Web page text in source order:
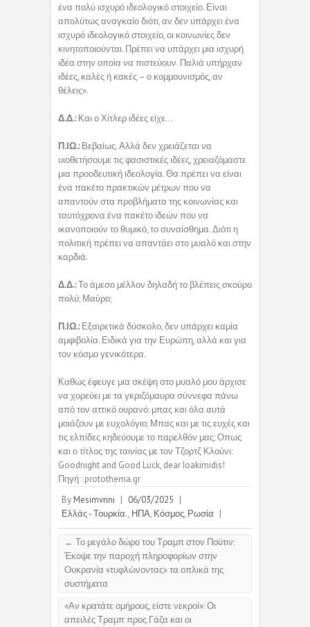
ένα πολύ ισχυρό ιδεολογικό στοιχείο. Είναι
απολύτως αναγκαίο διότι, αν δεν υπάρχει ένα
ισχυρό ιδεολογικό στοιχείο, οι κοινωνίες δεν
κινητοποιούνται. Πρέπει να υπάρχει μια ισχυρή
ιδέα στην οποία να πιστεύουν. Παλιά υπήρχαν
ιδέες, καλές ή κακές – ο κομμουνισμός, αν
θέλεις».
Δ.Δ.:Και ο Χίτλερ ιδέες είχε…
Π.ΙΩ.:Βεβαίως. Αλλά δεν χρειάζεται να
υιοθετήσουμε τις φασιστικές ιδέες, χρειαζόμαστε
μια προοδευτική ιδεολογία. Θα πρέπει να είναι
ένα πακέτο πρακτικών μέτρων που να
απαντούν στα προβλήματα της κοινωνίας και
ταυτόχρονα ένα πακέτο ιδεών που να
ικανοποιούν το θυμικό, το συναίσθημα. Διότι η
πολιτική πρέπει να απαντάει στο μυαλό και στην
καρδιά.
Δ.Δ.:Το άμεσο μέλλον δηλαδή το βλέπεις σκούρο
πολύ; Μαύρο;
Π.ΙΩ.:Εξαιρετικά δύσκολο, δεν υπάρχει καμία
αμφιβολία. Ειδικά για την Ευρώπη, αλλά και για
τον κόσμο γενικότερα.
Καθώς έφευγε μια σκέψη στο μυαλό μου άρχισε
να χορεύει με τα γκριζόμαυρα σύννεφα πάνω
από τον αττικό ουρανό: μπας και όλα αυτά
μοιάζουν με ευχολόγιο; Μπας και με τις ευχές και
τις ελπίδες κηδεύουμε το παρελθόν μας; Οπως
και ο τίτλος της ταινίας με τον Τζορτζ Κλούνι:
Goodnight and Good Luck, dear Ioakimidis!
Πηγή : protothema.gr
By Mesimvrini | 06/03/2025 |
Ελλάς - Τουρκία., ΗΠΑ, Κόσμος, Ρωσία |
← Το μεγάλο δώρο του Τραμπ στον Πούτιν:
Έκοψε την παροχή πληροφορίων στην
Ουκρανία «τυφλώνοντας» τα οπλικά της
συστήματα
«Αν κρατάτε ομήρους, είστε νεκροί»: Οι
απειλές Τραμπ προς Γάζα και οι